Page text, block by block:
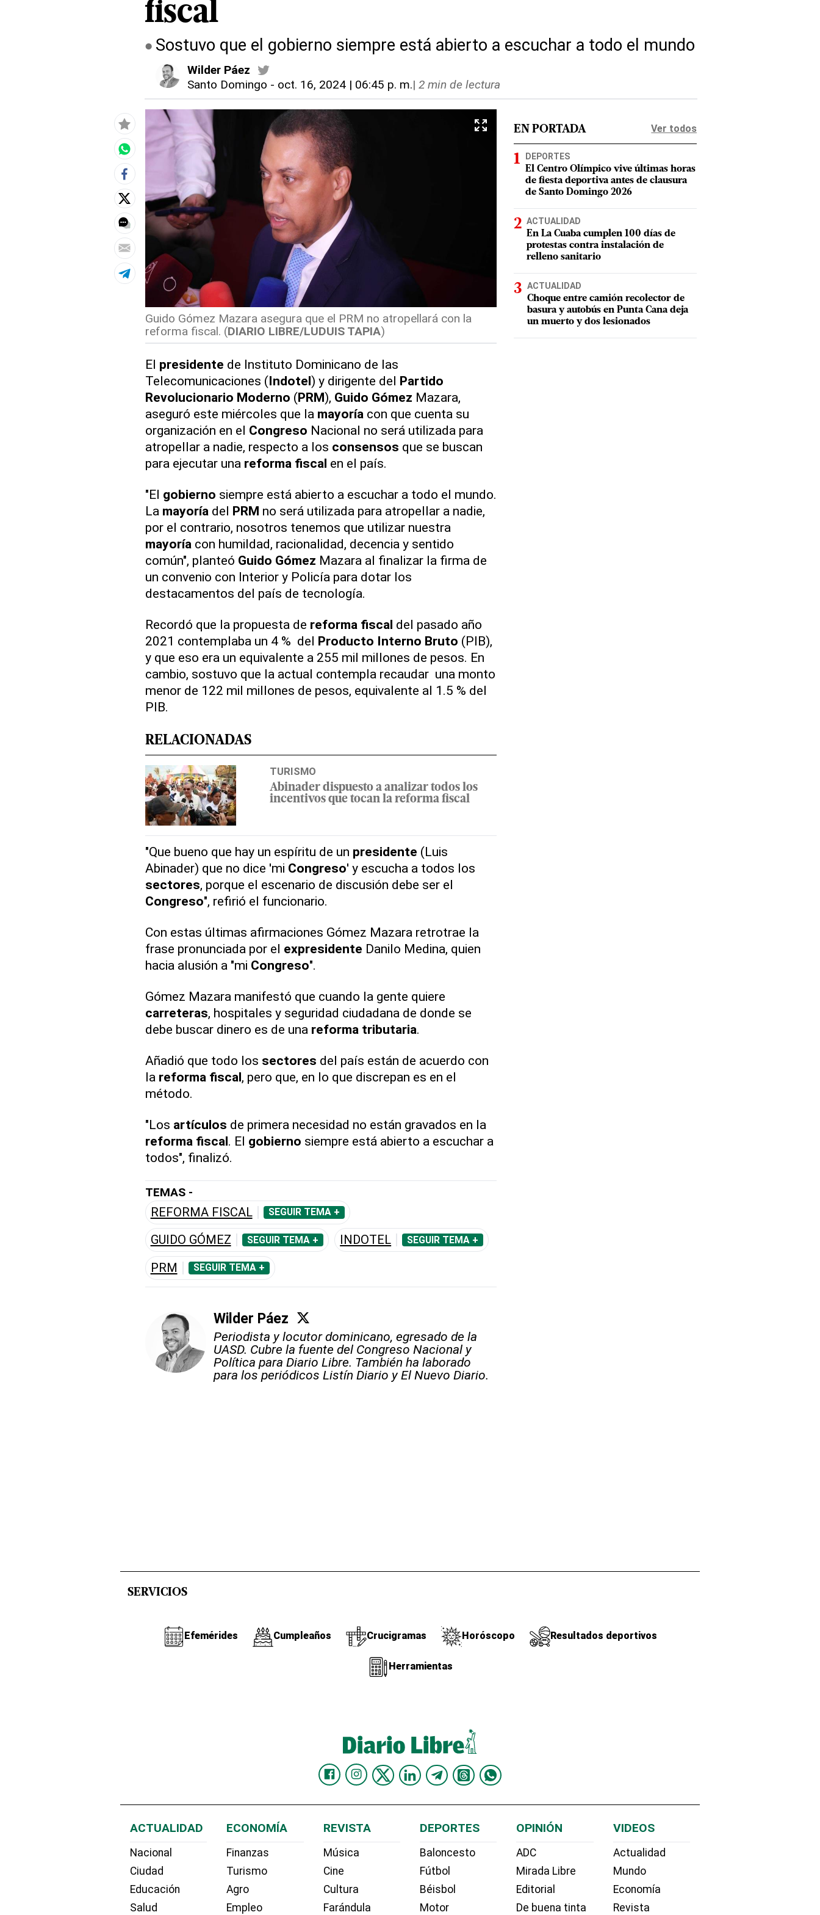
fiscal
Sostuvo que el gobierno siempre está abierto a escuchar a todo el mundo
Wilder Páez
Santo Domingo - oct. 16, 2024 | 06:45 p. m.| 2 min de lectura
Guido Gómez Mazara asegura que el PRM no atropellará con la
reforma fiscal. (DIARIO LIBRE/LUDUIS TAPIA)
El presidente de Instituto Dominicano de las
Telecomunicaciones (Indotel) y dirigente del Partido
Revolucionario Moderno (PRM), Guido Gómez Mazara,
aseguró este miércoles que la mayoría con que cuenta su
organización en el Congreso Nacional no será utilizada para
atropellar a nadie, respecto a los consensos que se buscan
para ejecutar una reforma fiscal en el país.
"El gobierno siempre está abierto a escuchar a todo el mundo.
La mayoría del PRM no será utilizada para atropellar a nadie,
por el contrario, nosotros tenemos que utilizar nuestra
mayoría con humildad, racionalidad, decencia y sentido
común", planteó Guido Gómez Mazara al finalizar la firma de
un convenio con Interior y Policía para dotar los
destacamentos del país de tecnología.
Recordó que la propuesta de reforma fiscal del pasado año
2021 contemplaba un 4 % del Producto Interno Bruto (PIB),
y que eso era un equivalente a 255 mil millones de pesos. En
cambio, sostuvo que la actual contempla recaudar una monto
menor de 122 mil millones de pesos, equivalente al 1.5 % del
PIB.
RELACIONADAS
TURISMO
Abinader dispuesto a analizar todos los
incentivos que tocan la reforma fiscal
"Que bueno que hay un espíritu de un presidente (Luis
Abinader) que no dice 'mi Congreso' y escucha a todos los
sectores, porque el escenario de discusión debe ser el
Congreso", refirió el funcionario.
Con estas últimas afirmaciones Gómez Mazara retrotrae la
frase pronunciada por el expresidente Danilo Medina, quien
hacia alusión a "mi Congreso".
Gómez Mazara manifestó que cuando la gente quiere
carreteras, hospitales y seguridad ciudadana de donde se
debe buscar dinero es de una reforma tributaria.
Añadió que todo los sectores del país están de acuerdo con
la reforma fiscal, pero que, en lo que discrepan es en el
método.
"Los artículos de primera necesidad no están gravados en la
reforma fiscal. El gobierno siempre está abierto a escuchar a
todos", finalizó.
TEMAS -
REFORMA FISCAL SEGUIR TEMA +
GUIDO GÓMEZ SEGUIR TEMA + INDOTEL SEGUIR TEMA +
PRM SEGUIR TEMA +
Wilder Páez
Periodista y locutor dominicano, egresado de la
UASD. Cubre la fuente del Congreso Nacional y
Política para Diario Libre. También ha laborado
para los periódicos Listín Diario y El Nuevo Diario.
EN PORTADA Ver todos
DEPORTES
El Centro Olímpico vive últimas horas
de fiesta deportiva antes de clausura
de Santo Domingo 2026
ACTUALIDAD
En La Cuaba cumplen 100 días de
protestas contra instalación de
relleno sanitario
ACTUALIDAD
Choque entre camión recolector de
basura y autobús en Punta Cana deja
un muerto y dos lesionados
SERVICIOS
Efemérides Cumpleaños Crucigramas Horóscopo Resultados deportivos
Herramientas
ACTUALIDAD
Nacional
Ciudad
Educación
Salud
ECONOMÍA
Finanzas
Turismo
Agro
Empleo
REVISTA
Música
Cine
Cultura
Farándula
DEPORTES
Baloncesto
Fútbol
Béisbol
Motor
OPINIÓN
ADC
Mirada Libre
Editorial
De buena tinta
VIDEOS
Actualidad
Mundo
Economía
Revista